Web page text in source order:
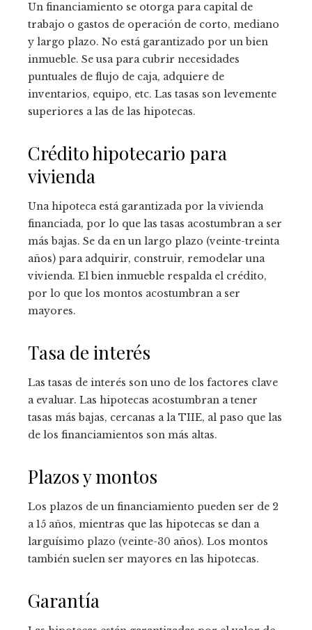
Un financiamiento se otorga para capital de
trabajo o gastos de operación de corto, mediano
y largo plazo. No está garantizado por un bien
inmueble. Se usa para cubrir necesidades
puntuales de flujo de caja, adquiere de
inventarios, equipo, etc. Las tasas son levemente
superiores a las de las hipotecas.
Crédito hipotecario para
vivienda
Una hipoteca está garantizada por la vivienda
financiada, por lo que las tasas acostumbran a ser
más bajas. Se da en un largo plazo (veinte-treinta
años) para adquirir, construir, remodelar una
vivienda. El bien inmueble respalda el crédito,
por lo que los montos acostumbran a ser
mayores.
Tasa de interés
Las tasas de interés son uno de los factores clave
a evaluar. Las hipotecas acostumbran a tener
tasas más bajas, cercanas a la TIIE, al paso que las
de los financiamientos son más altas.
Plazos y montos
Los plazos de un financiamiento pueden ser de 2
a 15 años, mientras que las hipotecas se dan a
larguísimo plazo (veinte-30 años). Los montos
también suelen ser mayores en las hipotecas.
Garantía